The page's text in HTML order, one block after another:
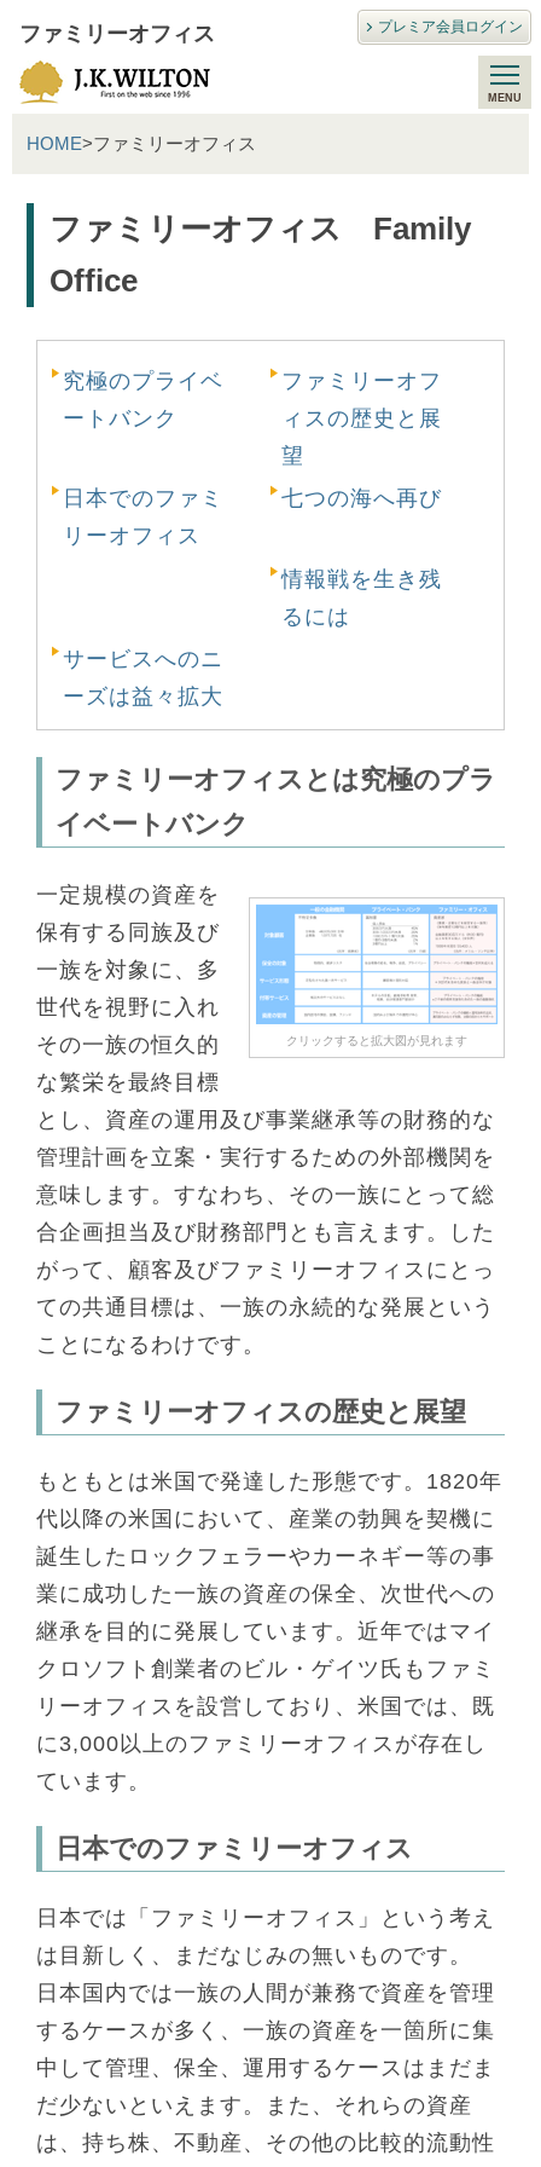
ファミリーオフィス プレミア会員ログイン
HOME>ファミリーオフィス
ファミリーオフィス Family
Office
究極のプライベ
ートバンク
ファミリーオフ
ィスの歴史と展
望
日本でのファミ
リーオフィス
七つの海へ再び
情報戦を生き残
るには
サービスへのニ
ーズは益々拡大
ファミリーオフィスとは究極のプラ
イベートバンク
クリックすると拡大図が見れます
一定規模の資産を
保有する同族及び
一族を対象に、多
世代を視野に入れ
その一族の恒久的
な繁栄を最終目標
とし、資産の運用及び事業継承等の財務的な
管理計画を立案・実行するための外部機関を
意味します。すなわち、その一族にとって総
合企画担当及び財務部門とも言えます。した
がって、顧客及びファミリーオフィスにとっ
ての共通目標は、一族の永続的な発展という
ことになるわけです。
ファミリーオフィスの歴史と展望
もともとは米国で発達した形態です。1820年
代以降の米国において、産業の勃興を契機に
誕生したロックフェラーやカーネギー等の事
業に成功した一族の資産の保全、次世代への
継承を目的に発展しています。近年ではマイ
クロソフト創業者のビル・ゲイツ氏もファミ
リーオフィスを設営しており、米国では、既
に3,000以上のファミリーオフィスが存在し
ています。
日本でのファミリーオフィス
日本では「ファミリーオフィス」という考え
は目新しく、まだなじみの無いものです。
日本国内では一族の人間が兼務で資産を管理
するケースが多く、一族の資産を一箇所に集
中して管理、保全、運用するケースはまだま
だ少ないといえます。また、それらの資産
は、持ち株、不動産、その他の比較的流動性